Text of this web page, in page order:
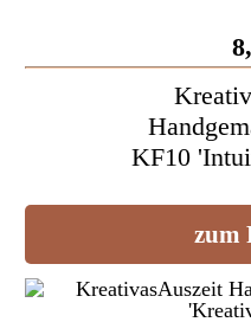
KF10
zum